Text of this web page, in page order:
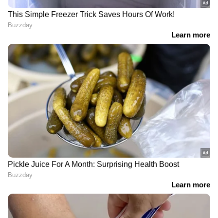
സസ്പെൻസും
അന്വേഷണവും നിറച്ച്
'ആര'ത്തിന്‍റെ ഫസ്റ്റ് ലുക്ക്
പോസ്റ്റർ
പുതുമുഖങ്ങളെ
അണിനിരത്തി കരിമ്പടം;
നാളെ തിയേറ്ററുകളിൽ